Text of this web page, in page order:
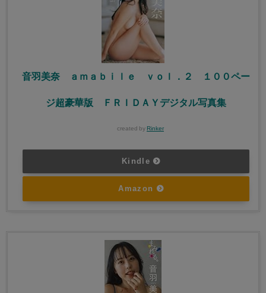
音羽美奈 ａｍａｂｉｌｅ ｖｏｌ．２ １００ペー
ジ超豪華版 ＦＲＩＤＡＹデジタル写真集
created by Rinker
Kindle
Amazon